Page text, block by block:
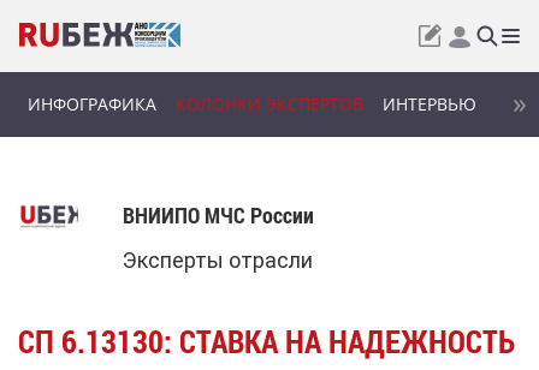
ИНФОГРАФИКА КОЛОНКИ ЭКСПЕРТОВ ИНТЕРВЬЮ
ВНИИПО МЧС России
Эксперты отрасли
СП 6.13130: СТАВКА НА НАДЕЖНОСТЬ